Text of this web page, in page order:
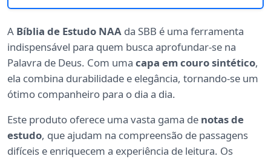
A Bíblia de Estudo NAA da SBB é uma ferramenta
indispensável para quem busca aprofundar-se na
Palavra de Deus. Com uma capa em couro sintético,
ela combina durabilidade e elegância, tornando-se um
ótimo companheiro para o dia a dia.
Este produto oferece uma vasta gama de notas de
estudo, que ajudam na compreensão de passagens
difíceis e enriquecem a experiência de leitura. Os